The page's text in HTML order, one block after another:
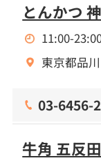
とんかつ
11:00-
東京都品
03-6456-
牛角 五反